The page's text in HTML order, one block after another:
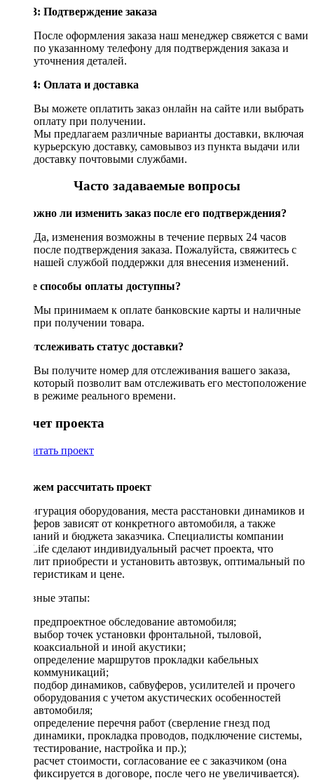
Шаг 3: Подтверждение заказа
После оформления заказа наш менеджер свяжется с вами
по указанному телефону для подтверждения заказа и
уточнения деталей.
Шаг 4: Оплата и доставка
Вы можете оплатить заказ онлайн на сайте или выбрать
оплату при получении.
Мы предлагаем различные варианты доставки, включая
курьерскую доставку, самовывоз из пункта выдачи или
доставку почтовыми службами.
Часто задаваемые вопросы
Возможно ли изменить заказ после его подтверждения?
Да, изменения возможны в течение первых 24 часов
после подтверждения заказа. Пожалуйста, свяжитесь с
нашей службой поддержки для внесения изменений.
Какие способы оплаты доступны?
Мы принимаем к оплате банковские карты и наличные
при получении товара.
Как отслеживать статус доставки?
Вы получите номер для отслеживания вашего заказа,
который позволит вам отслеживать его местоположение
в режиме реального времени.
Рассчет проекта
Рассчитать проект
Поможем рассчитать проект
Конфигурация оборудования, места расстановки динамиков и
сабвуферов зависят от конкретного автомобиля, а также
пожеланий и бюджета заказчика. Специалисты компании
DriveLife сделают индивидуальный расчет проекта, что
позволит приобрести и установить автозвук, оптимальный по
характеристикам и цене.
Основные этапы:
предпроектное обследование автомобиля;
выбор точек установки фронтальной, тыловой,
коаксиальной и иной акустики;
определение маршрутов прокладки кабельных
коммуникаций;
подбор динамиков, сабвуферов, усилителей и прочего
оборудования с учетом акустических особенностей
автомобиля;
определение перечня работ (сверление гнезд под
динамики, прокладка проводов, подключение системы,
тестирование, настройка и пр.);
расчет стоимости, согласование ее с заказчиком (она
фиксируется в договоре, после чего не увеличивается).